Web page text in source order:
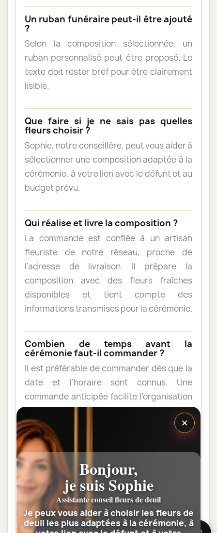
Un ruban funéraire peut-il être ajouté
?
Selon la composition sélectionnée, un
ruban personnalisé peut être proposé. Le
texte doit rester bref pour être clairement
lisible.
Que faire si je ne sais pas quelles
fleurs choisir ?
Sophie, notre conseillère, peut vous aider à
sélectionner une composition adaptée à la
cérémonie, à votre lien avec le défunt et au
budget prévu.
Qui réalise et livre la composition ?
La commande est confiée à un artisan
fleuriste de notre réseau, proche de
l’adresse de livraison. Il prépare la
composition avec des fleurs fraîches
disponibles et tient compte des
informations transmises pour la cérémonie.
Combien de temps avant la
cérémonie faut-il commander ?
Il est préférable de commander dès que la
date et l’horaire sont connus. Une
commande anticipée facilite l’organisation
et permet au fleuriste de vérifier les
contraintes du lieu de livraison.
Les fleurs peuvent-elles être livrées
au domicile de la famille ?
Oui. Une composition de condoléances
peut être livrée au domicile avant ou après
la cérémonie. Vérifiez simplement que
quelqu’un pourra réceptionner les fleurs.
×
Bonjour,
je suis Sophie
Assistante conseil fleurs de deuil
Je peux vous aider à choisir les fleurs de
deuil les plus adaptées à la cérémonie, à